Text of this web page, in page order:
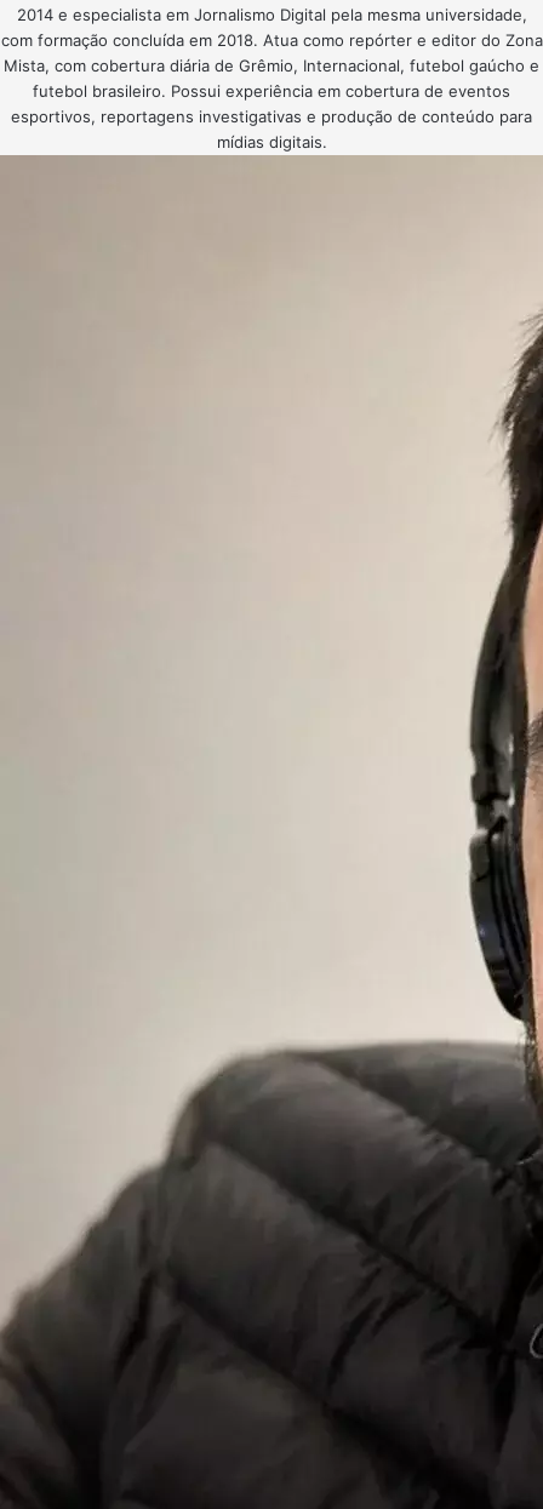
2014 e especialista em Jornalismo Digital pela mesma universidade,
com formação concluída em 2018. Atua como repórter e editor do Zona
Mista, com cobertura diária de Grêmio, Internacional, futebol gaúcho e
futebol brasileiro. Possui experiência em cobertura de eventos
esportivos, reportagens investigativas e produção de conteúdo para
mídias digitais.